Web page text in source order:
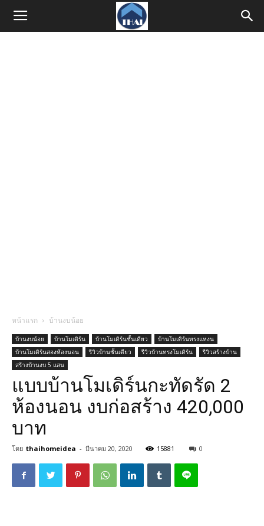
หน้าแรก บ้านงบน้อย
บ้านงบน้อย บ้านโมเดิร์น บ้านโมเดิร์นชั้นเดียว
บ้านโมเดิร์นทรงแหงน
บ้านโมเดิร์นสองห้องนอน
รีวิวบ้านชั้นเดียว รีวิวบ้านทรงโมเดิร์น
รีวิวสร้างบ้าน
สร้างบ้านงบ 5 แสน
แบบบ้านโมเดิร์นกะทัดรัด 2
ห้องนอน งบก่อสร้าง 420,000
บาท
โดย thaihomeidea - มีนาคม 20, 2020 15881 0